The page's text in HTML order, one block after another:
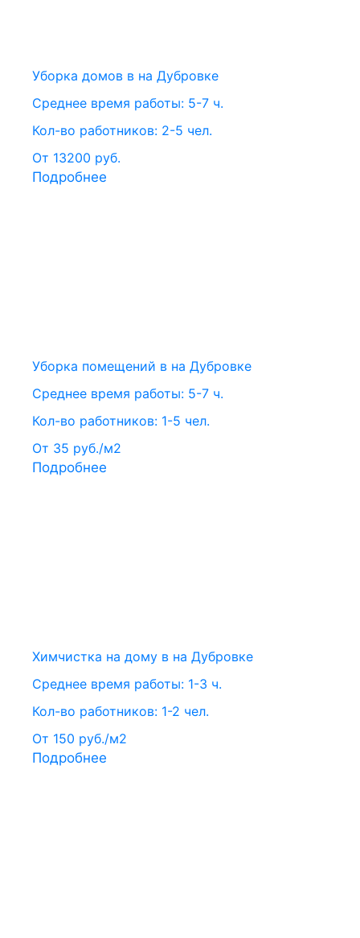
Уборка домов в на Дубровке
Среднее время работы: 5-7 ч.
Кол-во работников: 2-5 чел.
От 13200 руб.
Подробнее
Уборка помещений в на Дубровке
Среднее время работы: 5-7 ч.
Кол-во работников: 1-5 чел.
От 35 руб./м2
Подробнее
Химчистка на дому в на Дубровке
Среднее время работы: 1-3 ч.
Кол-во работников: 1-2 чел.
От 150 руб./м2
Подробнее